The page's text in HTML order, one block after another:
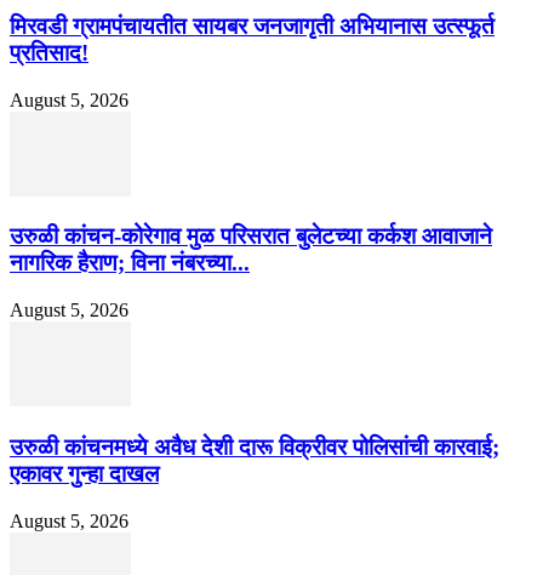
मिरवडी ग्रामपंचायतीत सायबर जनजागृती अभियानास उत्स्फूर्त
प्रतिसाद!
August 5, 2026
उरुळी कांचन-कोरेगाव मुळ परिसरात बुलेटच्या कर्कश आवाजाने
नागरिक हैराण; विना नंबरच्या...
August 5, 2026
उरुळी कांचनमध्ये अवैध देशी दारू विक्रीवर पोलिसांची कारवाई;
एकावर गुन्हा दाखल
August 5, 2026